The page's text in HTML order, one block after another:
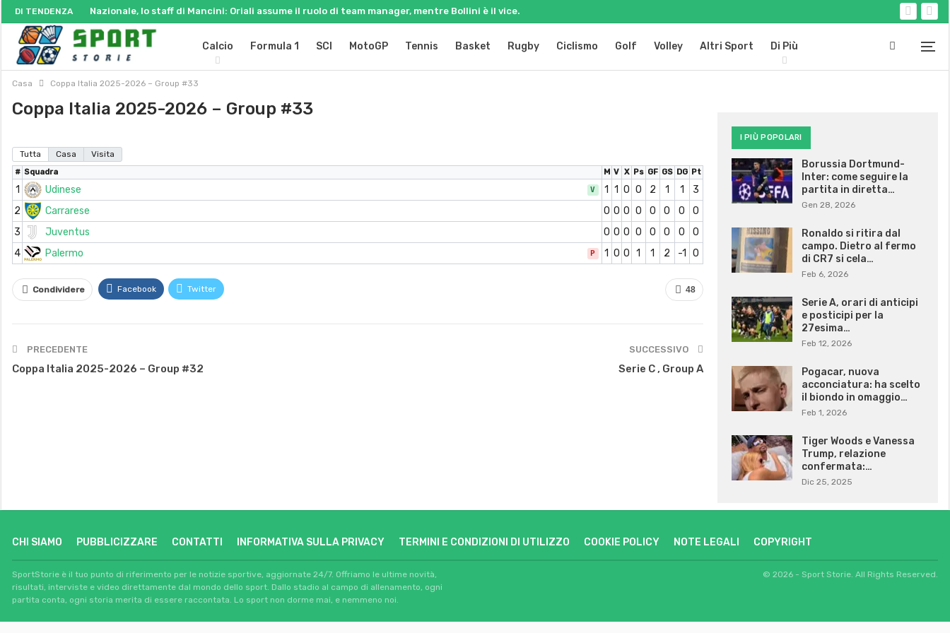
DI TENDENZA Nazionale, lo staff di Mancini: Oriali assume il ruolo di team manager, mentre Bollini è il vice.
Calcio Formula 1 SCI MotoGP Tennis Basket Rugby Ciclismo Golf Volley Altri Sport Di Più
Casa Coppa Italia 2025-2026 – Group #33
Coppa Italia 2025-2026 – Group #33
Tutta Casa Visita
# Squadra M V X Ps GF GS DG Pt
1 Udinese V 1 1 0 0 2 1 1
3
2
Carrarese 0 0 0 0 0 0 0
0
3
Juventus 0 0 0 0 0 0 0
0
4
Palermo P 1 0 0 1 1 2 -1 0
48
Condividere Facebook Twitter
PRECEDENTE
Coppa Italia 2025-2026 – Group #32
SUCCESSIVO
Serie C , Group A
I PIÙ POPOLARI
Borussia Dortmund-
Inter: come seguire la
partita in diretta…
Gen 28, 2026
Ronaldo si ritira dal
campo. Dietro al fermo
di CR7 si cela…
Feb 6, 2026
Serie A, orari di anticipi
e posticipi per la
27esima…
Feb 12, 2026
Pogacar, nuova
acconciatura: ha scelto
il biondo in omaggio…
Feb 1, 2026
Tiger Woods e Vanessa
Trump, relazione
confermata:…
Dic 25, 2025
CHI SIAMO PUBBLICIZZARE CONTATTI INFORMATIVA SULLA PRIVACY TERMINI E CONDIZIONI DI UTILIZZO COOKIE POLICY NOTE LEGALI COPYRIGHT
SportStorie è il tuo punto di riferimento per le notizie sportive, aggiornate 24/7. Offriamo le ultime novità,
risultati, interviste e video direttamente dal mondo dello sport. Dallo stadio al campo di allenamento, ogni
partita conta, ogni storia merita di essere raccontata. Lo sport non dorme mai, e nemmeno noi.
© 2026 - Sport Storie. All Rights Reserved.